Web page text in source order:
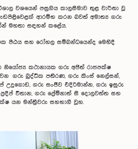
වශයෙන් පසුගිය කාලසීමාව තුළ වාර්තා වූ
ආරම්භ කරන බවත් අමාත්‍ය ගරු
මහතා සඳහන් කළේය.
පීඨය සහ රෝහල සම්බන්ධයෙන්ද මෙහිදී
නියෝජ්‍ය කථානායක ගරු අජිත් රාජපක්ෂ
වන ගරු බුද්ධික පතිරණ, ගරු කිංස් නෙල්සන්,
උදුගොඩ, ගරු සංජීව එදිරිමාන්න, ගරු ඉසුරු
විතාන, ගරු ප්‍රේම්නාත් සී දොලවත්ත සහ
යන මන්ත්‍රීවරු සහභාගී වූහ.